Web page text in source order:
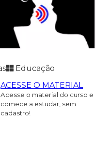
Educação
ACESSE O MATERIAL
Acesse o material do curso e
comece a estudar, sem
cadastro!